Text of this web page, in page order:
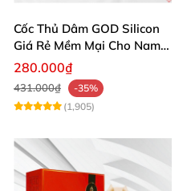
Cốc Thủ Dâm GOD Silicon
Giá Rẻ Mềm Mại Cho Nam
Giới
280.000₫
431.000₫
-35%
(1,905)